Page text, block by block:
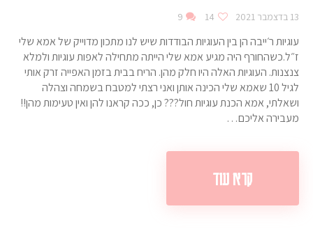
13 בדצמבר 2021 14
9
עוגיות ר׳ייבה הן בין העוגיות הבודדות שיש לנו מתכון מדוייק של אמא שלי
ז״ל.כשהחורף היה מגיע אמא שלי הייתה מתחילה לאפות עוגיות ולמלא
צנצנות. העוגיות האלה היו חלק מהן. הריח בבית בזמן האפייה זרק אותי
לגיל 10 שאמא שלי הכינה אותן ואני רצתי למטבח בשמחה וצהלה
ושאלתי, אמא הכנת עוגיות חול??? כן, ככה קראנו להן ואין טעימות מהן!!
מעבירה אליכם…
קרא עוד